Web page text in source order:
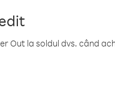
Out la soldul dvs. când